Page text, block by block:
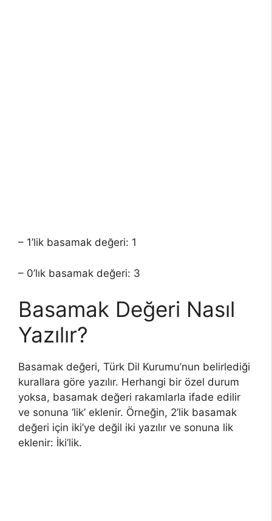
– 1’lik basamak değeri: 1
– 0’lık basamak değeri: 3
Basamak Değeri Nasıl
Yazılır?
Basamak değeri, Türk Dil Kurumu’nun belirlediği
kurallara göre yazılır. Herhangi bir özel durum
yoksa, basamak değeri rakamlarla ifade edilir
ve sonuna ‘lik’ eklenir. Örneğin, 2’lik basamak
değeri için iki’ye değil iki yazılır ve sonuna lik
eklenir: İki’lik.